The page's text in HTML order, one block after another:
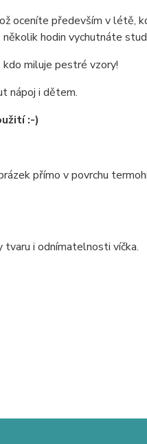
oceníte především v létě,
hodin vychutnáte
miluje pestré vzory!
nápoj i dětem.
:-)
přímo v povrchu
tvaru i odnímatelnosti víčka.